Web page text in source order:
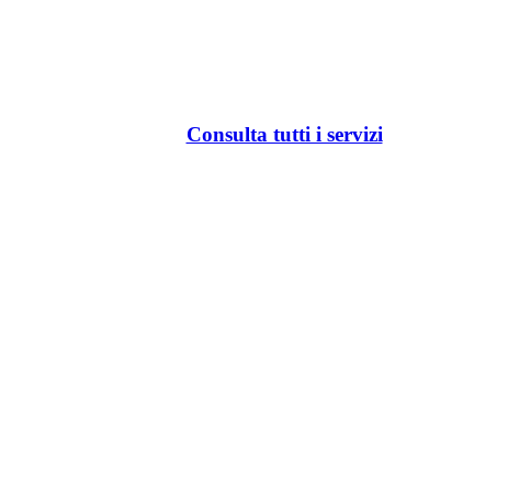
Consulta tutti i servizi